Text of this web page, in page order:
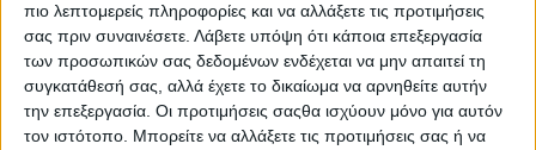
πιο λεπτομερείς πληροφορίες και να αλλάξετε τις προτιμήσεις
σας πριν συναινέσετε. Λάβετε υπόψη ότι κάποια επεξεργασία
των προσωπικών σας δεδομένων ενδέχεται να μην απαιτεί τη
συγκατάθεσή σας, αλλά έχετε το δικαίωμα να αρνηθείτε αυτήν
την επεξεργασία. Οι προτιμήσεις σαςθα ισχύουν μόνο για αυτόν
τον ιστότοπο. Μπορείτε να αλλάξετε τις προτιμήσεις σας ή να
οι οποίες ολοκληρώθηκαν τον
Οκτώβριο του 2025, προκειμένου να
καταγραφεί ησυνολικήεικόνα του
ανταγωνισμού σε όλο τον
αγροδιατροφικό κλάδο.